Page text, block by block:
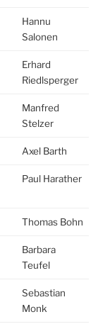
Hannu
Salonen
Erhard
Riedlsperger
Manfred
Stelzer
Axel Barth
Paul Harather
Thomas Bohn
Barbara
Teufel
Sebastian
Monk